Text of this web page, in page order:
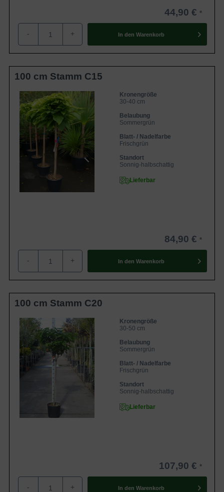
44,90 €
- + In den Warenkorb
100 cm Stamm C15
Kronengröße
30-40 cm
Belaubung
Sommergrün
Blatt- / Nadelfarbe
Frischgrün
Standort
Sonnig-halbschattig
Lieferbar
84,90 €
- + In den Warenkorb
100 cm Stamm C20
Kronengröße
30-50 cm
Belaubung
Sommergrün
Blatt- / Nadelfarbe
Frischgrün
Standort
Sonnig-halbschattig
Lieferbar
107,90 €
- + In den Warenkorb